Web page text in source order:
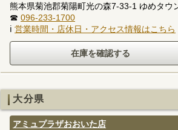
熊本県菊池郡菊陽町光の森7-33-1 ゆめタウ
☎ 096-233-1700
ℹ 営業時間・店休日・アクセス情報はこちら
大分県
アミュプラザおおいた店